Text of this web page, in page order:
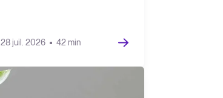
28 juil. 2026 42 min